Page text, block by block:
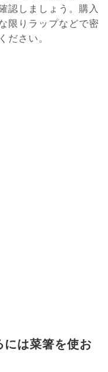
認しましょう。購入
限りラップなどで密
ださい。
には菜箸を使お